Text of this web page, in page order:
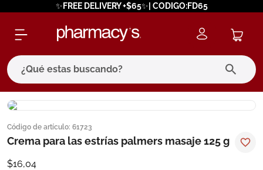
✨FREE DELIVERY +$65✨| CODIGO:FD65
¿Qué estas buscando?
Código de artículo: 61723
Crema para las estrías palmers masaje 125 g
$16,04
términos más buscados
1. eucerin